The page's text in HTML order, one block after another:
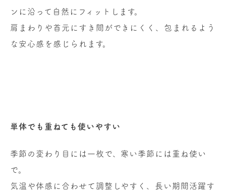
ンに沿って自然にフィットします。
肩まわりや首元にすき間ができにくく、包まれるよう
な安心感を感じられます。
単体でも重ねても使いやすい
季節の変わり目には一枚で、寒い季節には重ね使い
で。
気温や体感に合わせて調整しやすく、長い期間活躍す